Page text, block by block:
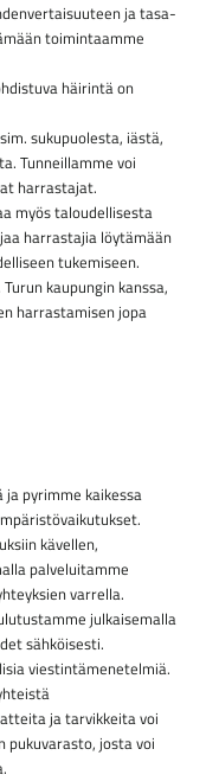
ja tasa-
toimintaamme
häirintä on
sukupuolesta, iästä,
Tunneillamme voi
harrastajat.
myös taloudellisesta
harrastajia löytämään
tukemiseen.
kaupungin kanssa,
harrastamisen jopa
pyrimme kaikessa
kävellen,
palveluitamme
varrella.
julkaisemalla
sähköisesti.
viestintämenetelmiä.
ja tarvikkeita voi
pukuvarasto, josta voi